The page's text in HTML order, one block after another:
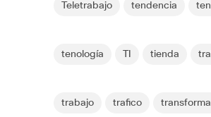
Teletrabajo tendencia
tenología tienda
trabajo trafico